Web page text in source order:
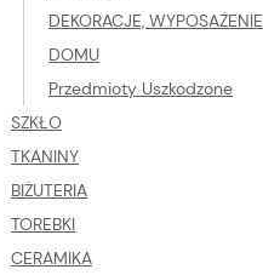
DEKORACJE, WYPOSAŻENIE
DOMU
Przedmioty Uszkodzone
SZKŁO
TKANINY
BIŻUTERIA
TOREBKI
CERAMIKA